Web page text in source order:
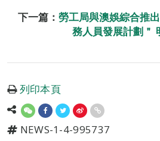
下一篇： 勞工局與澳娛綜合推
務人員發展計劃＂
列印本頁
NEWS-1-4-995737